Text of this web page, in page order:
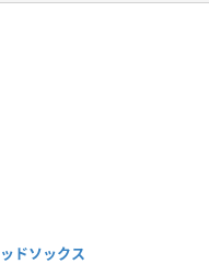
ドソックス